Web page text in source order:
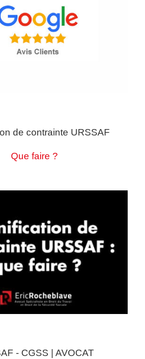
de contrainte URSSAF
Que faire ?
- CGSS | AVOCAT